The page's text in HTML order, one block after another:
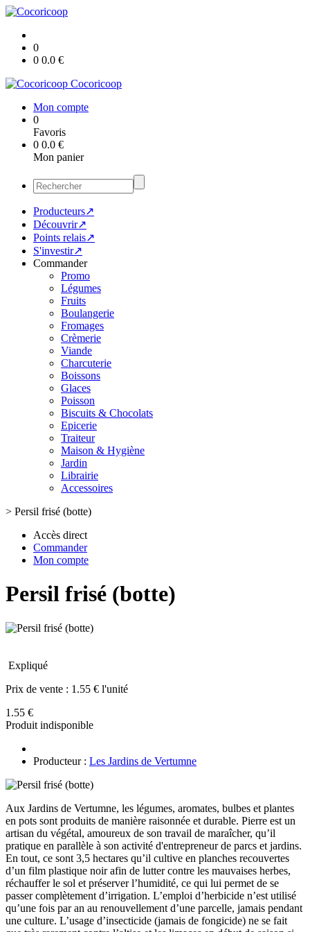
0
0 0.0 €
Cocoricoop
Mon compte
0
Favoris
0 0.0 €
Mon panier
Producteurs↗
Découvrir↗
Points relais↗
S'investir↗
Commander
Promo
Légumes
Fruits
Boulangerie
Fromages
Crèmerie
Viande
Charcuterie
Boissons
Glaces
Poisson
Biscuits & Chocolats
Epicerie
Traiteur
Maison & Hygiène
Jardin
Librairie
Accessoires
> Persil frisé (botte)
Accès direct
Commander
Mon compte
Persil frisé (botte)
Expliqué
Prix de vente : 1.55 € l'unité
1.55 €
Produit indisponible
Producteur : Les Jardins de Vertumne
Aux Jardins de Vertumne, les légumes, aromates, bulbes et plantes
en pots sont produits de manière raisonnée et durable. Pierre est un
artisan du végétal, amoureux de son travail de maraîcher, qu’il
pratique en parallèle à son activité d'entrepreneur de parcs et jardins.
En tout, ce sont 3,5 hectares qu’il cultive en planches recouvertes
d’un film plastique noir afin de lutter contre les mauvaises herbes,
réchauffer le sol et préserver l’humidité, ce qui lui permet de se
passer complètement d’irrigation. L’emploi d’herbicide n’est utilisé
qu’une fois par an au renouvellement d’une parcelle, jamais pendant
une culture. L’usage d’insecticide (jamais de fongicide) ne se fait